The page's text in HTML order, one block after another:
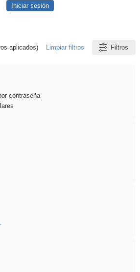
Iniciar sesión
aplicados) Limpiar filtros Filtros
contraseña